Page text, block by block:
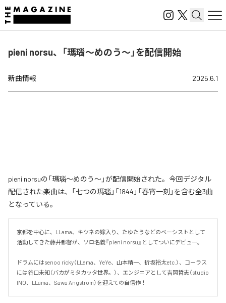
pieni norsu、「瑪瑙～めのう～」を配信開始
新曲情報 2025.6.1
pieni norsuの「瑪瑙～めのう～」が配信開始された。今回デジタル
配信された楽曲は、「七つの瑪瑙」「1844」「春宵一刻」を含む全3曲
となっている。
京都を中心に、LLama、キツネの嫁入り、たゆたうなどのベーシストとして
活動してきた藤井都督が、ソロ名義『pieni norsu』としてついにデビュー。
ドラムにはsenoo ricky（LLama、YeYe、山本精一、折坂裕太etc.）、コーラス
には谷口未知（バカがミタカッタ世界。）、エンジニアとして吉岡哲志（studio
INO、LLama、Sawa Angstrom）を迎えての自信作！